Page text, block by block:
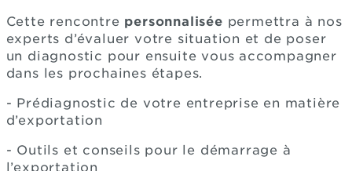
Cette rencontre personnalisée permettra à nos
experts d’évaluer votre situation et de poser
un diagnostic pour ensuite vous accompagner
dans les prochaines étapes.
- Prédiagnostic de votre entreprise en matière
d’exportation
- Outils et conseils pour le démarrage à
l’exportation